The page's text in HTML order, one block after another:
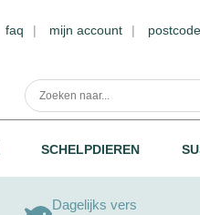
faq mijn account
SCHELPDIEREN
Dagelijks vers